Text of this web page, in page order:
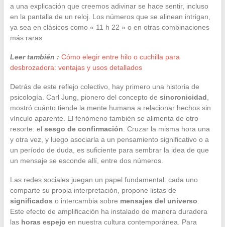
a una explicación que creemos adivinar se hace sentir, incluso
en la pantalla de un reloj. Los números que se alinean intrigan,
ya sea en clásicos como « 11 h 22 » o en otras combinaciones
más raras.
Leer también : Cómo elegir entre hilo o cuchilla para
desbrozadora: ventajas y usos detallados
Detrás de este reflejo colectivo, hay primero una historia de
psicología. Carl Jung, pionero del concepto de sincronicidad
mostró cuánto tiende la mente humana a relacionar hechos sin
vínculo aparente. El fenómeno también se alimenta de otro
resorte: el sesgo de confirmación . Cruzar la misma hora una
y otra vez, y luego asociarla a un pensamiento significativo o a
un período de duda, es suficiente para sembrar la idea de que
un mensaje se esconde allí, entre dos números.
Las redes sociales juegan un papel fundamental: cada uno
comparte su propia interpretación, propone listas de
significados o intercambia sobre mensajes del universo
Este efecto de amplificación ha instalado de manera duradera
las horas espejo en nuestra cultura contemporánea. Para